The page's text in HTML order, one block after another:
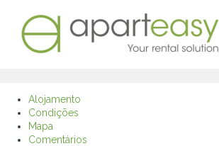
Alojamento
Condições
Mapa
Comentários